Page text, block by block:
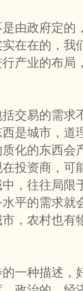
由政府定的
在在的，我
产业的布局
括交易的需
是城市，道
化的东西会
投资商，可
，往往局限
平的需求就
，农村也有
一种描述，